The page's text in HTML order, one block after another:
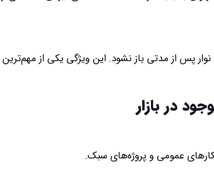
پس از مدتی باز نشود. این ویژگی یکی از مهم‌ترین
در بازار
عمومی و پروژه‌های سبک.